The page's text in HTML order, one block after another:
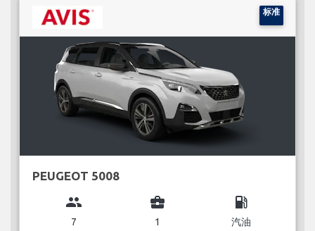
标准
PEUGEOT 5008
group
7
business_center
1
local_gas_station
汽油